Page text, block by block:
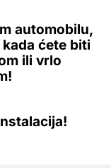
automobilu,
ćete biti
ili vrlo